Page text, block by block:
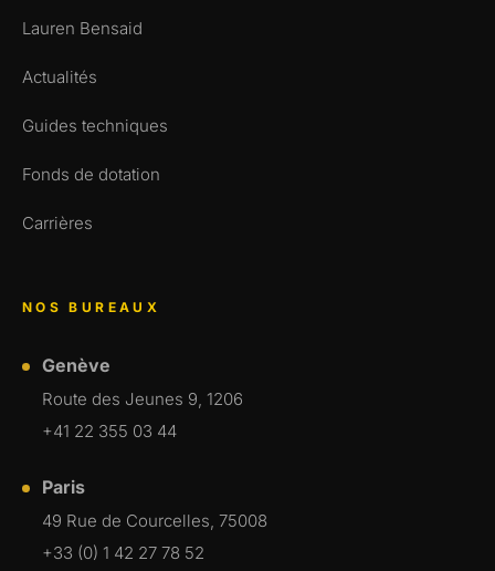
Lauren Bensaid
Actualités
Guides techniques
Fonds de dotation
Carrières
NOS BUREAUX
Genève
Route des Jeunes 9, 1206
+41 22 355 03 44
Paris
49 Rue de Courcelles, 75008
+33 (0) 1 42 27 78 52